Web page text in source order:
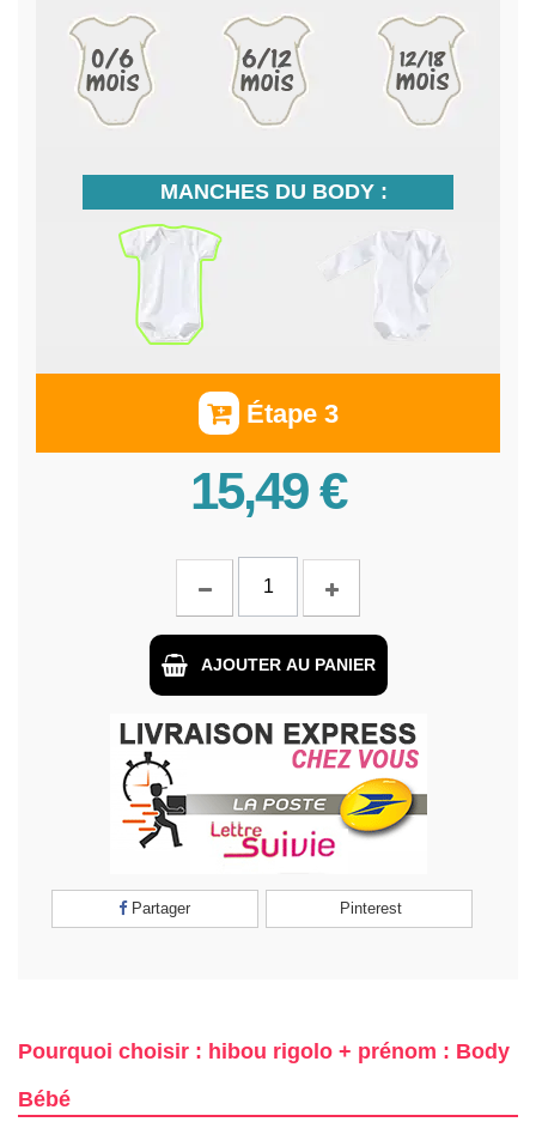
MANCHES DU BODY :
Étape 3
15,49 €
AJOUTER AU PANIER
Partager Pinterest
Pourquoi choisir : hibou rigolo + prénom : Body
Bébé